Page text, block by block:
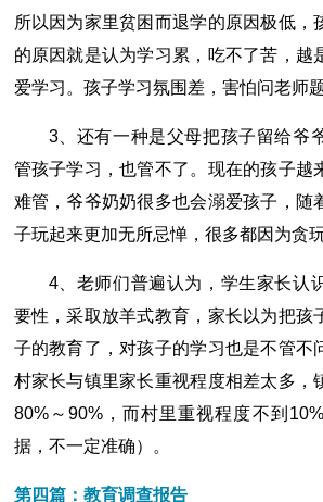
所以因为家里贫困而退学的原因极低，
的原因就是认为学习累，吃不了苦，越
爱学习。孩子学习氛围差，害怕问老师题
3、还有一种是父母把孩子留给爷
管孩子学习，也管不了。现在的孩子越
难管，爷爷奶奶很多也会溺爱孩子，随
子玩起来更加无所忌惮，很多都因为贪
4、老师们普遍认为，学生家长认
要性，采取放羊式教育，家长以为把孩
子的教育了，对孩子的学习也是不管不
村家长与镇里家长重视程度相差太多，
80%～90%，而村里重视程度不到
据，不一定准确）。
第四篇：教育调查报告